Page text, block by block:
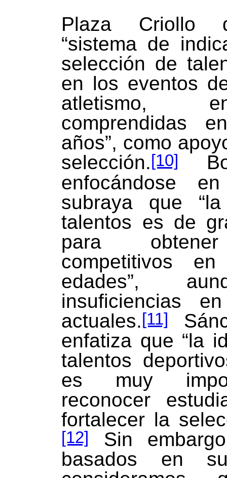
Plaza Criollo
“sistema de
selección de
en los eventos
atletismo,
comprendidas
años”, como
selección. [10]
enfocándose
subraya que
talentos es de
para
competitivos
edades”,
insuficiencias
actuales. [11]
enfatiza que “la
talentos
es muy
reconocer
fortalecer la
[12]
Sin
basados en